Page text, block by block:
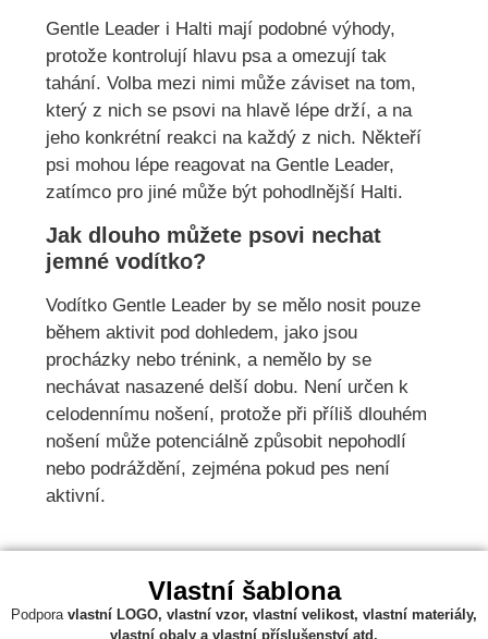
Gentle Leader i Halti mají podobné výhody,
protože kontrolují hlavu psa a omezují tak
tahání. Volba mezi nimi může záviset na tom,
který z nich se psovi na hlavě lépe drží, a na
jeho konkrétní reakci na každý z nich. Někteří
psi mohou lépe reagovat na Gentle Leader,
zatímco pro jiné může být pohodlnější Halti.
Jak dlouho můžete psovi nechat
jemné vodítko?
Vodítko Gentle Leader by se mělo nosit pouze
během aktivit pod dohledem, jako jsou
procházky nebo trénink, a nemělo by se
nechávat nasazené delší dobu. Není určen k
celodennímu nošení, protože při příliš dlouhém
nošení může potenciálně způsobit nepohodlí
nebo podráždění, zejména pokud pes není
aktivní.
Vlastní šablona
Podpora vlastní LOGO, vlastní vzor, vlastní velikost, vlastní materiály,
vlastní obaly a vlastní příslušenství atd.